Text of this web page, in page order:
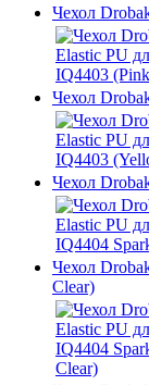
Чехол
Чехол
Чехол
Чехол
Clear)